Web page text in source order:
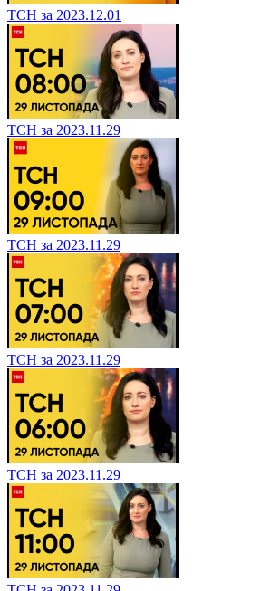
ТСН за 2023.12.01
ТСН за 2023.11.29
ТСН за 2023.11.29
ТСН за 2023.11.29
ТСН за 2023.11.29